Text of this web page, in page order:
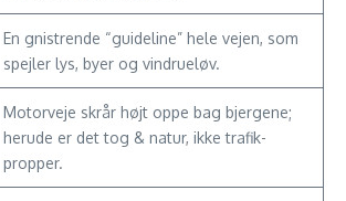
En gnistrende “guideline” hele vejen, som
spejler lys, byer og vindrueløv.
Motorveje skrår højt oppe bag bjergene;
herude er det tog & natur, ikke trafik­
propper.